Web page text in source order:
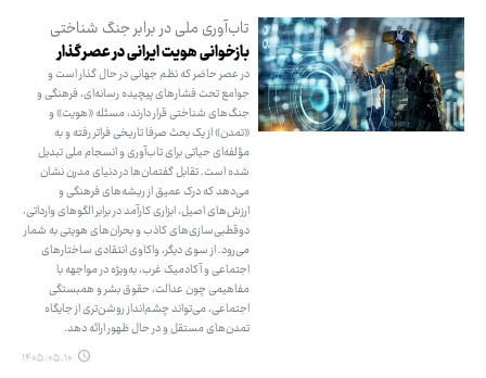
تاب‌آوری ملی در برابر جنگ شناختی
بازخوانی هویت ایرانی در عصر گذار
در عصر حاضر که نظم جهانی در حال گذار است و
جوامع تحت فشارهای پیچیده رسانه‌ای، فرهنگی و
جنگ‌های شناختی قرار دارند، مسئله «هویت» و
«تمدن» از یک بحث صرفا تاریخی فراتر رفته و به
مؤلفه‌ای حیاتی برای تاب‌آوری و انسجام ملی تبدیل
شده است. تقابل گفتمان‌ها در دنیای مدرن نشان
می‌دهد که درک عمیق از ریشه‌های فرهنگی و
ارزش‌های اصیل، ابزاری کارآمد در برابر الگوهای وارداتی،
دوقطبی‌سازی‌های کاذب و بحران‌های هویتی به شمار
می‌رود. از سوی دیگر، واکاوی انتقادی ساختارهای
اجتماعی و آکادمیک غرب، به‌ویژه در مواجهه با
مفاهیمی چون عدالت، حقوق بشر و همبستگی
اجتماعی، می‌تواند چشم‌انداز روشن‌تری از جایگاه
تمدن‌های مستقل و در حال ظهور ارائه دهد.
۱۴۰۵.۰۵.۱۰